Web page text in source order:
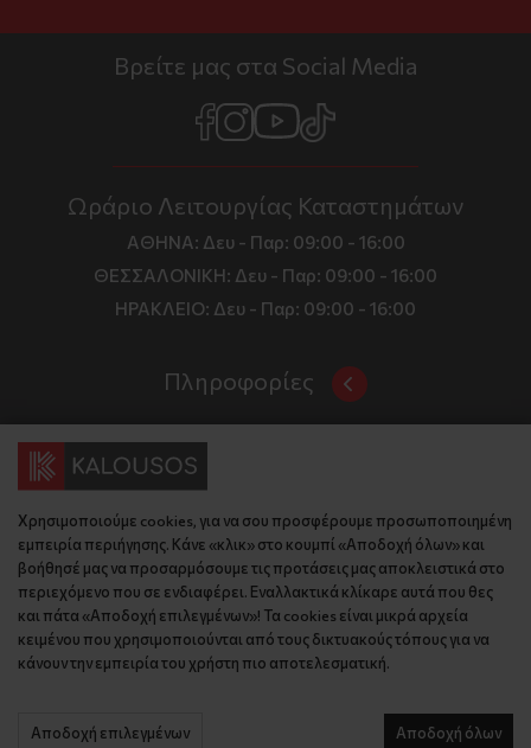
Βρείτε μας στα Social Media
Ωράριο Λειτουργίας Καταστημάτων
ΑΘΗΝΑ: Δευ - Παρ: 09:00 - 16:00
ΘΕΣΣΑΛΟΝΙΚΗ: Δευ - Παρ: 09:00 - 16:00
ΗΡΑΚΛΕΙΟ: Δευ - Παρ: 09:00 - 16:00
Πληροφορίες
Όροι και Προϋποθέσεις
Τιμές, Τρόποι Αποστολής και Πληρωμής
Πολιτική Απορρήτου
Κώδικας Δεοντολογίας
Εταιρικό Προφίλ
KLoop - Loyalty Program
Become a Brand Ambassador
Επικοινωνία
Επικοινωνία
Διεύθυνση
Έδρα: Γράμμου 29, 18345 , Μοσχάτο Αττική
Θεσ/νίκη: Λυσάνδρου 8, 54642, Θεσσαλονίκη
Κρήτη: Θερίσου 52, 71305, Ηράκλειο
Βρείτε μας στον χάρτη
Τηλέφωνο:
Έδρα: 210 775 2048
© 2026 kalousos.gr All Rights Reserved.
Χρησιμοποιούμε cookies, για να σου προσφέρουμε προσωποποιημένη
εμπειρία περιήγησης. Κάνε «κλικ» στο κουμπί «Αποδοχή όλων» και
βοήθησέ μας να προσαρμόσουμε τις προτάσεις μας αποκλειστικά στο
περιεχόμενο που σε ενδιαφέρει. Εναλλακτικά κλίκαρε αυτά που θες
και πάτα «Αποδοχή επιλεγμένων»! Τα cookies είναι μικρά αρχεία
κειμένου που χρησιμοποιούνται από τους δικτυακούς τόπους για να
κάνουν την εμπειρία του χρήστη πιο αποτελεσματική.
Αποδοχή επιλεγμένων Αποδοχή όλων